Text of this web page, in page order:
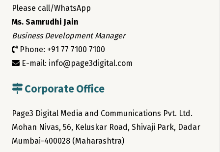
Please call/WhatsApp
Ms. Samrudhi Jain
Business Development Manager
Phone: +91 77 7100 7100
E-mail: info@page3digital.com
Corporate Office
Page3 Digital Media and Communications Pvt. Ltd.
Mohan Nivas, 56, Keluskar Road, Shivaji Park, Dadar
Mumbai-400028 (Maharashtra)